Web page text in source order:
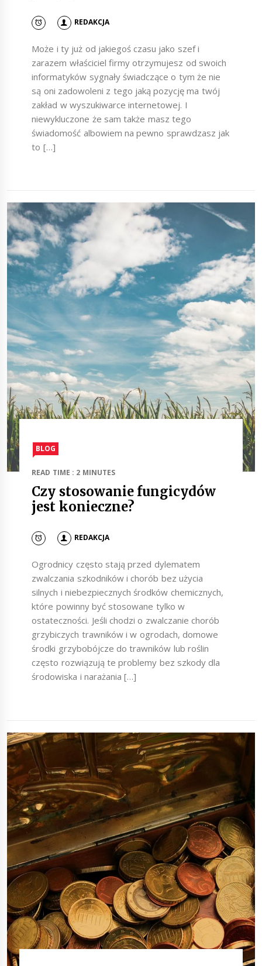
REDAKCJA
Może i ty już od jakiegoś czasu jako szef i
zarazem właściciel firmy otrzymujesz od swoich
informatyków sygnały świadczące o tym że nie
są oni zadowoleni z tego jaką pozycję ma twój
zakład w wyszukiwarce internetowej. I
niewykluczone że sam także masz tego
świadomość albowiem na pewno sprawdzasz jak
to […]
BLOG
READ TIME : 2 MINUTES
Czy stosowanie fungicydów
jest konieczne?
REDAKCJA
Ogrodnicy często stają przed dylematem
zwalczania szkodników i chorób bez użycia
silnych i niebezpiecznych środków chemicznych,
które powinny być stosowane tylko w
ostateczności. Jeśli chodzi o zwalczanie chorób
grzybiczych trawników i w ogrodach, domowe
środki grzybobójcze do trawników lub roślin
często rozwiązują te problemy bez szkody dla
środowiska i narażania […]